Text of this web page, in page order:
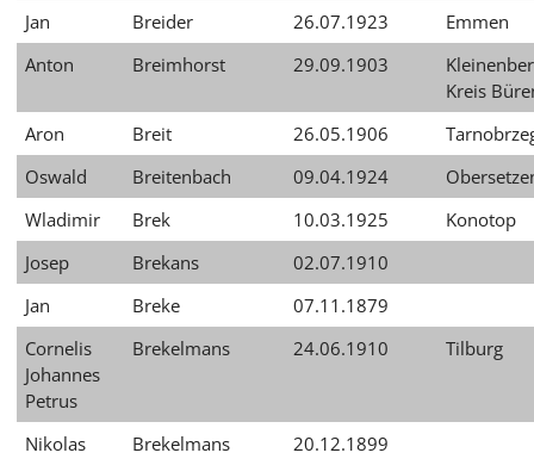
Jan
Breider 26.07.1923
Emmen
Anton
Breimhorst 29.09.1903
Kreis
Aron
Breit 26.05.1906
Oswald
Breitenbach 09.04.1924
Wladimir
Brek 10.03.1925
Konotop
Josep
Brekans
02.07.1910
Jan
Breke
07.11.1879
Cornelis
Johannes
Petrus
Brekelmans 24.06.1910 Tilburg
Nikolas Brekelmans
20.12.1899